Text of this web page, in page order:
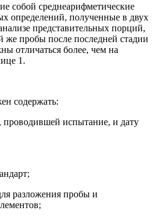
собой среднеарифметические
определений, полученные в двух
представительных порций,
же пробы после последней стадии
отличаться более, чем на
1.
содержать:
проводившей испытание, и дату
разложения пробы и